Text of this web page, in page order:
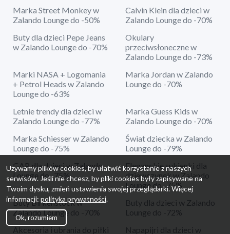
Marka Street Monkey w
Zalando Lounge do -50%
Calvin Klein dla dzieci w
Zalando Lounge do -70%
Buty dla dzieci Pepe Jeans
w Zalando Lounge do -70%
Okulary
przeciwsłoneczne w
Zalando Lounge do -73%
Marki NASA + Logomania
+ Petrol Heads w Zalando
Lounge do -63%
Marka Jordan w Zalando
Lounge do -70%
Letnie trendy dla dzieci w
Zalando Lounge do -77%
Marka Guess Kids w
Zalando Lounge do -70%
Marka Schiesser w Zalando
Lounge do -75%
Świat dziecka w Zalando
Lounge do -79%
GAP dla dzieci w Zalando
Lounge do -75%
Eleganckie sukienki dla
dziewczynek w Zalando
Lounge do -75%
Buty Birkenstock w
Zalando Lounge do -70%
Buty dla dzieci w Zalando
Lounge do -72%
Akcesoria i ubrania do piłki
Napapijri dla dzieci w
Używamy plików cookies, by ułatwić korzystanie z naszych
serwisów. Jeśli nie chcesz, by pliki cookies były zapisywane na
Twoim dysku, zmień ustawienia swojej przeglądarki. Więcej
informacji: polityka prywatności.
Ok, rozumiem